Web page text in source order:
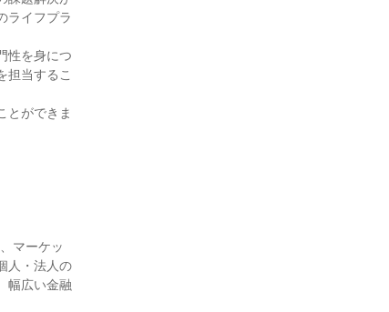
ライフプラ
性を身につ
担当するこ
とができま
マーケッ
人・法人の
幅広い金融